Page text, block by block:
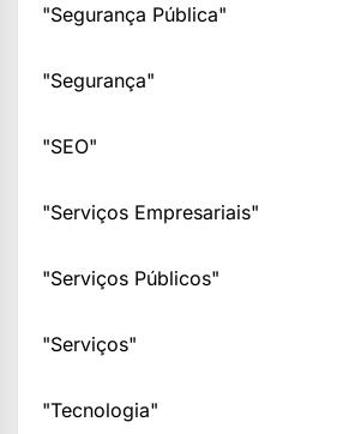
"Segurança Pública"
"Segurança"
"SEO"
"Serviços Empresariais"
"Serviços Públicos"
"Serviços"
"Tecnologia"